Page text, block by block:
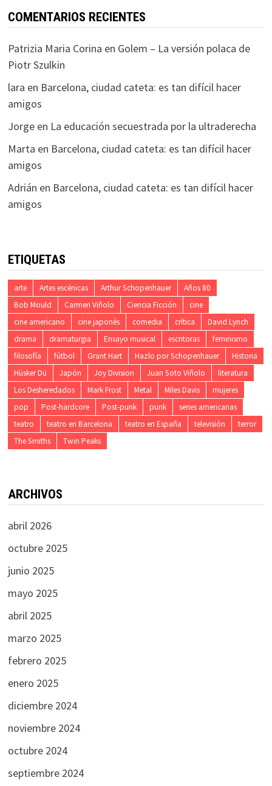
COMENTARIOS RECIENTES
Patrizia Maria Corina en Golem – La versión polaca de
Piotr Szulkin
lara en Barcelona, ciudad cateta: es tan difícil hacer
amigos
Jorgeen La educación secuestrada por la ultraderecha
Marta en Barcelona, ciudad cateta: es tan difícil hacer
amigos
Adrián en Barcelona, ciudad cateta: es tan difícil hacer
amigos
ETIQUETAS
arte Artes escénicas Arthur Schopenhauer
Años 80
Bob Mould
Carmen Viñolo Ciencia Ficción
cine
cine americano
cine japonés comedia crítica
David Lynch
drama
dramaturgia Ensayo musical escritoras
feminismo
filosofía
fútbol Grant Hart Hazlo por Schopenhauer
Historia
Hüsker Dü
Japón Joy Division Juan Soto Viñolo
literatura
Los Desheredados
Mark Frost Metal Miles Davis
mujeres
pop
Post-hardcore Post-punk punk
series americanas
teatro
teatro en Barcelona teatro en España televisión
terror
The Smiths
Twin Peaks
ARCHIVOS
abril 2026
octubre 2025
junio 2025
mayo 2025
abril 2025
marzo 2025
febrero 2025
enero 2025
diciembre 2024
noviembre 2024
octubre 2024
septiembre 2024